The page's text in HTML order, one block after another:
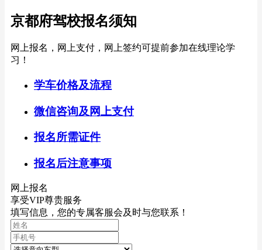
京都府驾校报名须知
网上报名，网上支付，网上签约可提前参加在线理论学
习！
学车价格及流程
微信咨询及网上支付
报名所需证件
报名后注意事项
网上报名
享受VIP尊贵服务
填写信息，您的专属客服会及时与您联系！